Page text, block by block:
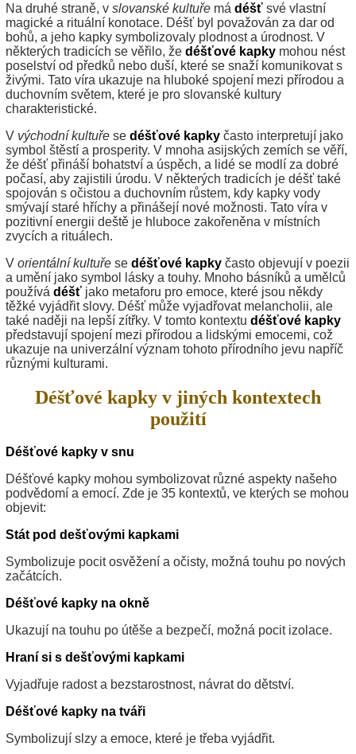
Na druhé straně, v slovanské kultuře má déšť své vlastní
magické a rituální konotace. Déšť byl považován za dar od
bohů, a jeho kapky symbolizovaly plodnost a úrodnost. V
některých tradicích se věřilo, že déšťové kapky mohou nést
poselství od předků nebo duší, které se snaží komunikovat s
živými. Tato víra ukazuje na hluboké spojení mezi přírodou a
duchovním světem, které je pro slovanské kultury
charakteristické.
V východní kultuře se déšťové kapky často interpretují jako
symbol štěstí a prosperity. V mnoha asijských zemích se věří,
že déšť přináší bohatství a úspěch, a lidé se modlí za dobré
počasí, aby zajistili úrodu. V některých tradicích je déšť také
spojován s očistou a duchovním růstem, kdy kapky vody
smývají staré hříchy a přinášejí nové možnosti. Tato víra v
pozitivní energii deště je hluboce zakořeněna v místních
zvycích a rituálech.
V orientální kultuře se déšťové kapky často objevují v poezii
a umění jako symbol lásky a touhy. Mnoho básníků a umělců
používá déšť jako metaforu pro emoce, které jsou někdy
těžké vyjádřit slovy. Déšť může vyjadřovat melancholii, ale
také naději na lepší zítřky. V tomto kontextu déšťové kapky
představují spojení mezi přírodou a lidskými emocemi, což
ukazuje na univerzální význam tohoto přírodního jevu napříč
různými kulturami.
Déšťové kapky v jiných kontextech
použití
Déšťové kapky v snu
Déšťové kapky mohou symbolizovat různé aspekty našeho
podvědomí a emocí. Zde je 35 kontextů, ve kterých se mohou
objevit:
Stát pod dešťovými kapkami
Symbolizuje pocit osvěžení a očisty, možná touhu po nových
začátcích.
Déšťové kapky na okně
Ukazují na touhu po útěše a bezpečí, možná pocit izolace.
Hraní si s dešťovými kapkami
Vyjadřuje radost a bezstarostnost, návrat do dětství.
Déšťové kapky na tváři
Symbolizují slzy a emoce, které je třeba vyjádřit.